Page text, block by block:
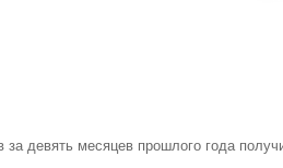
девять месяцев прошлого года